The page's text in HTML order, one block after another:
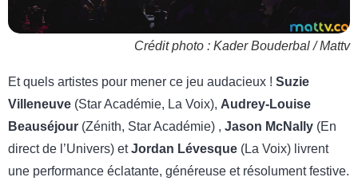
Crédit photo : Kader Bouderbal / Mattv
Et quels artistes pour mener ce jeu audacieux ! Suzie
Villeneuve (Star Académie, La Voix), Audrey-Louise
Beauséjour (Zénith, Star Académie) , Jason McNally (En
direct de l’Univers) etJordan Lévesque (La Voix) livrent
une performance éclatante, généreuse et résolument festive.